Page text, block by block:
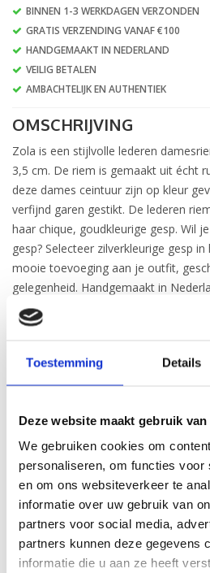
Toestemming Details
Deze website maakt gebruik
We gebruiken cookies om
personaliseren, om functies voor
en om ons websiteverkeer te
informatie over uw gebruik van
partners voor social media,
partners kunnen deze gegevens
informatie die u aan ze heeft
BINNEN 1-3 WERKDAGEN VERZONDEN
GRATIS VERZENDING VANAF €100
HANDGEMAAKT IN NEDERLAND
VEILIG BETALEN
AMBACHTELIJK EN AUTHENTIEK
OMSCHRIJVING
Zola is een stijlvolle lederen
3,5 cm. De riem is gemaakt uit écht
deze dames ceintuur zijn op kleur
verfijnd garen gestikt. De lederen
haar chique, goudkleurige gesp. Wil
gesp? Selecteer zilverkleurige gesp
mooie toevoeging aan je outfit,
gelegenheid. Handgemaakt in
Breedte: 3,5 cm
Gesp:
Merk: H.A.N.
Kleur:
Rose
Materiaal:
Leer
Écht leer: